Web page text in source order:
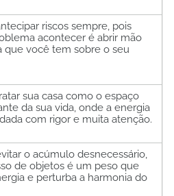
riscos sempre, pois
acontecer é abrir mão
que você tem sobre o seu
sua casa como o espaço
da sua vida, onde a energia
com rigor e muita atenção.
o acúmulo desnecessário,
de objetos é um peso que
e perturba a harmonia do